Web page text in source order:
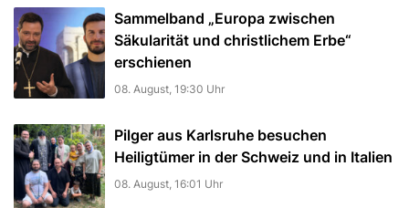
Sammelband „Europa zwischen
Säkularität und christlichem Erbe“
erschienen
08. August, 19:30 Uhr
Pilger aus Karlsruhe besuchen
Heiligtümer in der Schweiz und in Italien
08. August, 16:01 Uhr